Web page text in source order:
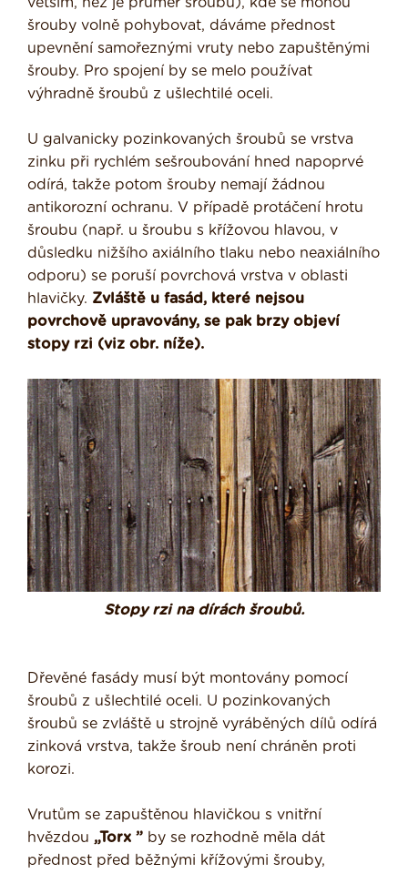
šrouby volně pohybovat, dáváme přednost
upevnění samořeznými vruty nebo zapuštěnými
šrouby. Pro spojení by se melo používat
výhradně šroubů z ušlechtilé oceli.
U galvanicky pozinkovaných šroubů se vrstva
zinku při rychlém sešroubování hned napoprvé
odírá, takže potom šrouby nemají žádnou
antikorozní ochranu. V případě protáčení hrotu
šroubu (např. u šroubu s křížovou hlavou, v
důsledku nižšího axiálního tlaku nebo neaxiálního
odporu) se poruší povrchová vrstva v oblasti
hlavičky. Zvláště u fasád, které nejsou
povrchově upravovány, se pak brzy objeví
stopy rzi (viz obr. níže).
Stopy rzi na dírách šroubů.
Dřevěné fasády musí být montovány pomocí
šroubů z ušlechtilé oceli. U pozinkovaných
šroubů se zvláště u strojně vyráběných dílů odírá
zinková vrstva, takže šroub není chráněn proti
korozi.
Vrutům se zapuštěnou hlavičkou s vnitřní
hvězdou „Torx ” by se rozhodně měla dát
přednost před běžnými křížovými šrouby,